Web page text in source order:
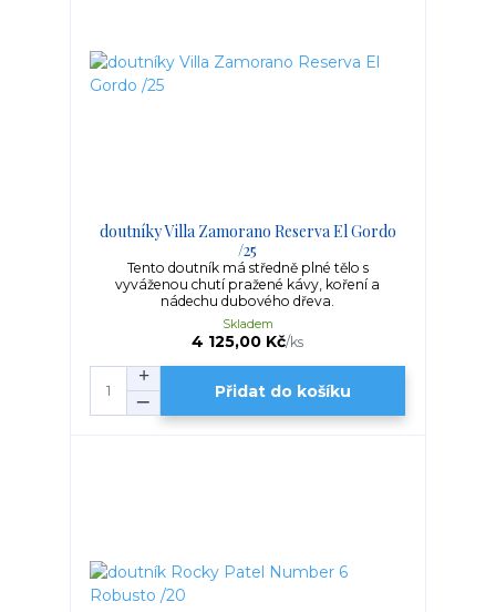
doutníky Villa Zamorano Reserva El Gordo
/25
Tento doutník má středně plné tělo s
vyváženou chutí pražené kávy, koření a
nádechu dubového dřeva.
4 125,00 Kč/ks
Skladem
Přidat do košíku